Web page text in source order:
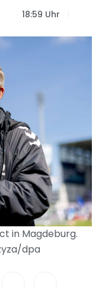
18:59 Uhr
in Magdeburg.
dpa